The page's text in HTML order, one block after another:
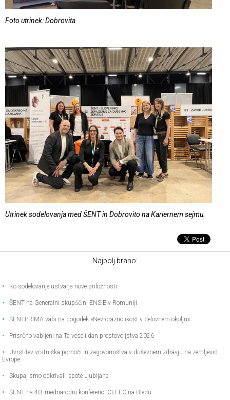
Foto utrinek: Dobrovita
Utrinek sodelovanja med ŠENT in Dobrovito na Kariernem sejmu.
Najbolj brano:
• Ko sodelovanje ustvarja nove priložnosti
• ŠENT na Generalni skupščini ENSIE v Romuniji
• ŠENTPRIMA vabi na dogodek »Nevroraznolikost v delovnem okolju«
• Prisrčno vabljeni na Ta veseli dan prostovoljstva 2026
•
Uvrstitev vrstniška pomoči in zagovorništva v duševnem zdravju na zemljevid
Evrope
• Skupaj smo odkrivali lepote Ljubljane
• ŠENT na 40. mednarodni konferenci CEFEC na Bledu